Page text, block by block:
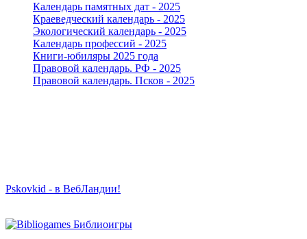
Календарь памятных дат - 2025
Краеведческий календарь - 2025
Экологический календарь - 2025
Календарь профессий - 2025
Книги-юбиляры 2025 года
Правовой календарь. РФ - 2025
Правовой календарь. Псков - 2025
Pskovkid - в ВебЛандии!